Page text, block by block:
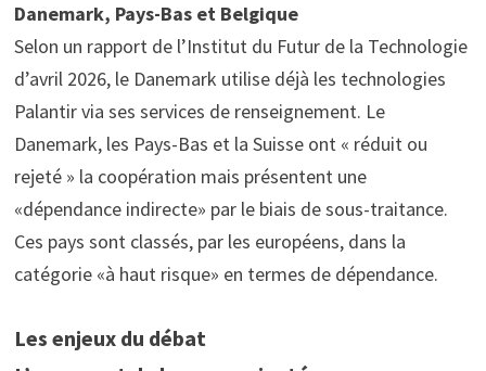
Danemark, Pays-Bas et Belgique
Selon un rapport de l’Institut du Futur de la Technologie
d’avril 2026, le Danemark utilise déjà les technologies
Palantir via ses services de renseignement. Le
Danemark, les Pays-Bas et la Suisse ont « réduit ou
rejeté » la coopération mais présentent une
«dépendance indirecte» par le biais de sous-traitance.
Ces pays sont classés, par les européens, dans la
catégorie «à haut risque» en termes de dépendance.
Les enjeux du débat